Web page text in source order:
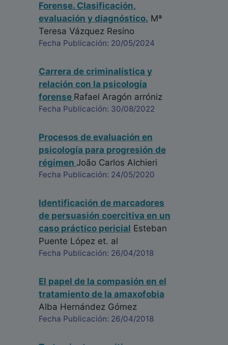
Forense. Clasificación,
evaluación y diagnóstico. Mª
Teresa Vázquez Resino
Fecha Publicación: 20/05/2024
Carrera de criminalística y
relación con la psicología
forense Rafael Aragón arróniz
Fecha Publicación: 30/08/2022
Procesos de evaluación en
psicología para progresión de
régimen João Carlos Alchieri
Fecha Publicación: 24/05/2020
Identificación de marcadores
de persuasión coercitiva en un
caso práctico pericial Esteban
Puente López et. al
Fecha Publicación: 26/04/2018
El papel de la compasión en el
tratamiento de la amaxofobia
Alba Hernández Gómez
Fecha Publicación: 26/04/2018